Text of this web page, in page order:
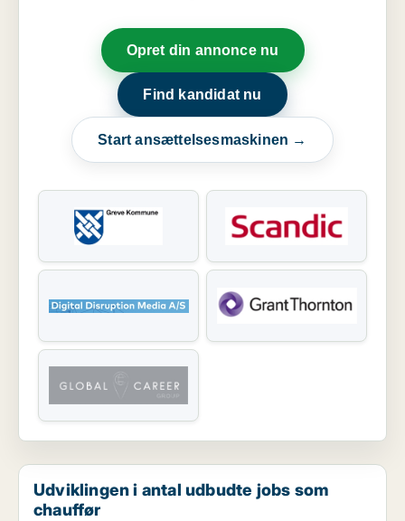
Opret din annonce nu
Find kandidat nu
Start ansættelsesmaskinen →
Udviklingen i antal udbudte jobs som
chauffør